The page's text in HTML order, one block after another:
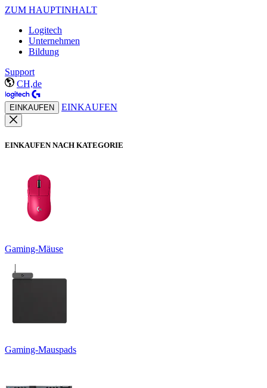
ZUM HAUPTINHALT
Logitech
Unternehmen
Bildung
Support
CH,de
EINKAUFEN EINKAUFEN
EINKAUFEN NACH KATEGORIE
Gaming-Mäuse
Gaming-Mauspads